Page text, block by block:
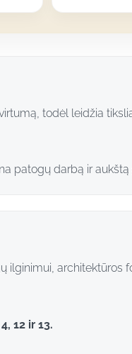
todėl leidžia
patogų darbą ir
ilginimui, architektūros
12 ir 13.